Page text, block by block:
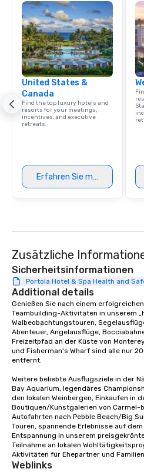
United States &
Canada
Find the top luxury hotels and
resorts for your meetings,
incentives, and executive
retreats.
Erfahren Sie mehr
Zusätzliche
Sicherheitsinformationen
Portola Hotel & Spa Health and
Additional details
Genießen Sie nach einem
Teambuilding-Aktivitäten in unserem
Walbeobachtungstouren,
Abenteuer, Angelausflüge,
Freizeitpfad an der Küste von
und Fisherman's Wharf sind alle nur
entfernt.
Weitere beliebte Ausflugsziele in der
Bay Aquarium, legendäres
den lokalen Weinbergen, Einkaufen in
Boutiquen/Kunstgalerien von
Autofahrten nach Pebble Beach/Big
Touren, spannende Erlebnisse auf
Entspannung in unserem
Teilnahme an lokalen
Aktivitäten für Ehepartner und
Weblinks